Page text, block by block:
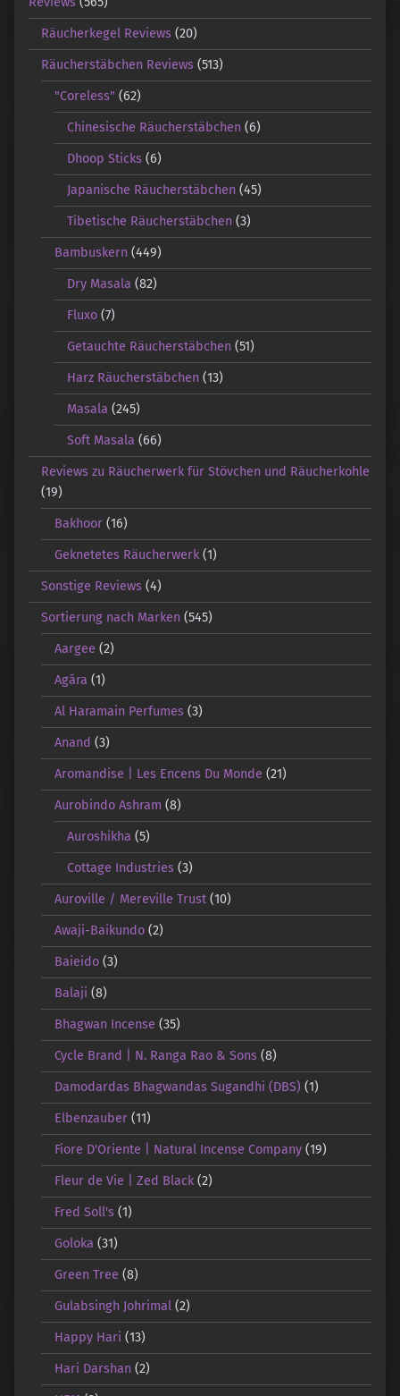
Räucherkegel Reviews (20)
Räucherstäbchen Reviews (513)
"Coreless" (62)
Chinesische Räucherstäbchen (6)
Dhoop Sticks (6)
Japanische Räucherstäbchen (45)
Tibetische Räucherstäbchen (3)
Bambuskern(449)
Dry Masala (82)
Fluxo (7)
Getauchte Räucherstäbchen (51)
Harz Räucherstäbchen (13)
Masala (245)
Soft Masala (66)
Reviews zu Räucherwerk für Stövchen und Räucherkohle
(19)
Bakhoor(16)
Geknetetes Räucherwerk(1)
Sonstige Reviews (4)
Sortierung nach Marken (545)
Aargee (2)
Agāra (1)
Al Haramain Perfumes(3)
Anand (3)
Aromandise | Les Encens Du Monde (21)
Aurobindo Ashram (8)
Auroshikha (5)
Cottage Industries (3)
Auroville / Mereville Trust(10)
Awaji-Baikundo(2)
Baieido(3)
Balaji (8)
Bhagwan Incense (35)
Cycle Brand | N. Ranga Rao & Sons(8)
Damodardas Bhagwandas Sugandhi (DBS) (1)
Elbenzauber(11)
Fiore D'Oriente | Natural Incense Company(19)
Fleur de Vie | Zed Black(2)
Fred Soll's(1)
Goloka (31)
Green Tree (8)
Gulabsingh Johrimal(2)
Happy Hari (13)
Hari Darshan(2)